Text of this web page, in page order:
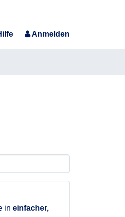
Anmelden
ineinfacher,